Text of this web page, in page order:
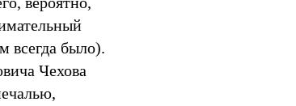
всегда было).
Чехова